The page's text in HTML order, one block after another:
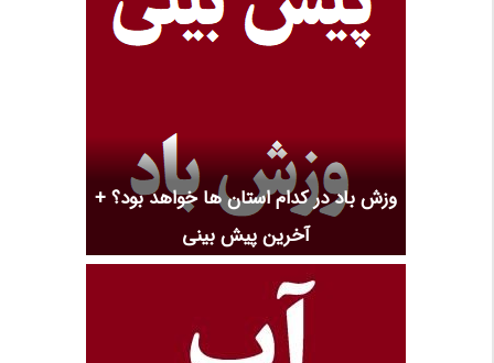
وزش باد در کدام استان ها خواهد بود؟ +
آخرین پیش بینی